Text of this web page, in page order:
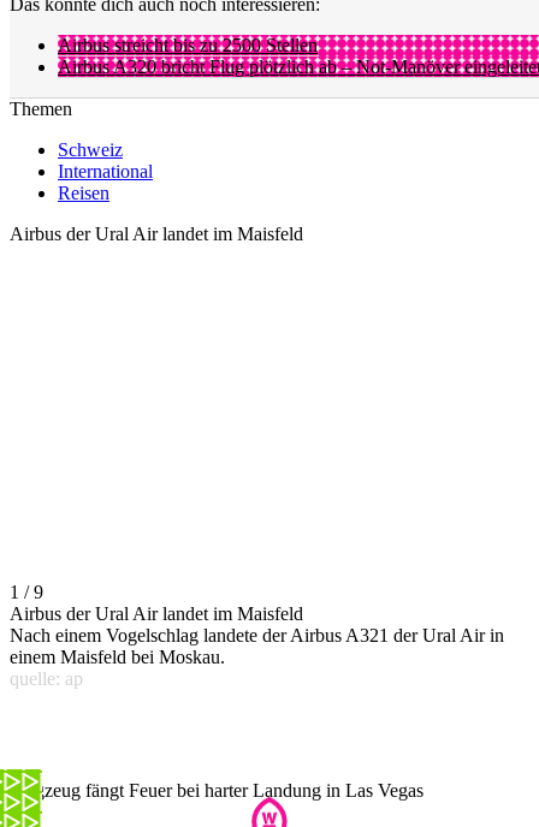
Das könnte dich auch noch interessieren:
Airbus streicht bis zu 2500 Stellen
Airbus A320 bricht Flug plötzlich ab – Not-Manöver
Themen
Schweiz
International
Reisen
Airbus der Ural Air landet im Maisfeld
1 / 9
Airbus der Ural Air landet im Maisfeld
Nach einem Vogelschlag landete der Airbus A321 der Ural Air in
einem Maisfeld bei Moskau.
quelle: ap
Flugzeug fängt Feuer bei harter Landung in Las Vegas